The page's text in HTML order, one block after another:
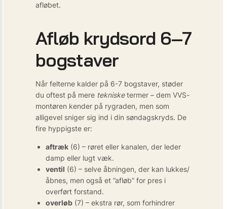
afløbet.
Afløb krydsord 6–7
bogstaver
Når felterne kalder på 6-7 bogstaver, støder
du oftest på mere teknisketermer – dem VVS-
montøren kender på rygraden, men som
alligevel sniger sig ind i din søndagskryds. De
fire hyppigste er:
aftræk (6) – røret eller kanalen, der leder
damp eller lugt væk.
ventil (6) – selve åbningen, der kan lukkes/
åbnes, men også et ”afløb” for pres i
overført forstand.
overløb (7) – ekstra rør, som forhindrer